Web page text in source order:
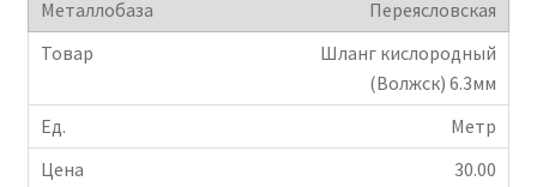
Переясловская
Шланг кислородный
(Волжск) 6.3мм
Метр
30.00